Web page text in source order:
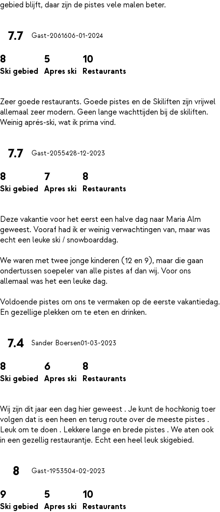
7.7 Gast-2061606-01-2024
8
Ski gebied
5
Apres ski
10
Restaurants
Zeer goede restaurants. Goede pistes en de Skiliften zijn vrijwel
allemaal zeer modern. Geen lange wachttijden bij de skiliften.
7.7 Gast-2055428-12-2023
8
Ski gebied
7
Apres ski
8
Restaurants
Deze vakantie voor het eerst een halve dag naar Maria Alm
geweest. Vooraf had ik er weinig verwachtingen van, maar was
echt een leuke ski / snowboarddag.
We waren met twee jonge kinderen (12 en 9), maar die gaan
ondertussen soepeler van alle pistes af dan wij. Voor ons
allemaal was het een leuke dag.
Voldoende pistes om ons te vermaken op de eerste vakantiedag.
7.4 Sander Boersen01-03-2023
8
Ski gebied
6
Apres ski
8
Restaurants
Wij zijn dit jaar een dag hier geweest . Je kunt de hochkonig toer
volgen dat is een heen en terug route over de meeste pistes .
Leuk om te doen . Lekkere lange en brede pistes . We aten ook
8 Gast-1953504-02-2023
9
Ski gebied
5
Apres ski
10
Restaurants